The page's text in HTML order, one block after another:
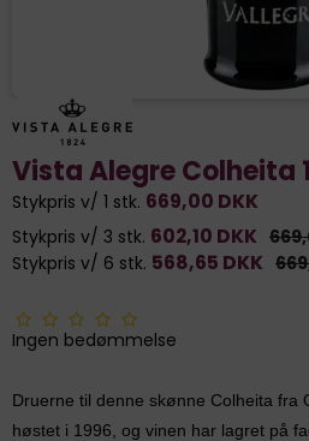
Vista Alegre Colheita
Stykpris v/ 1 stk. 669,00 DKK
Stykpris v/ 3 stk. 602,10 DKK
Stykpris v/ 6 stk. 568,65 DKK
Ingen bedømmelse
Druerne til denne skønne Colheita fra
høstet i 1996, og vinen har lagret på